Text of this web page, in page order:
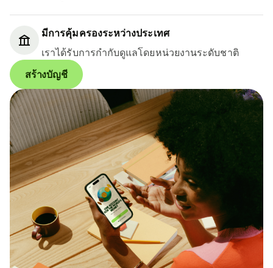
มีการคุ้มครองระหว่างประเทศ
เราได้รับการกำกับดูแลโดยหน่วยงานระดับชาติ
สร้างบัญชี